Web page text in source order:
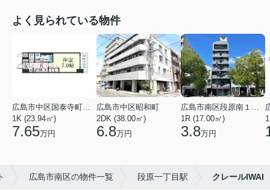
よく見られている物件
広島市中区国泰寺町２丁目
1K (23.94㎡)
7.65万円
広島市中区昭和町
2DK (38.00㎡)
6.8万円
広島市南区段原南１丁目
1R (17.00㎡)
3.8万円
広島市南区の物件一覧 段原一丁目駅 クレールIWAI